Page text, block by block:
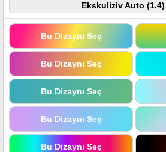
Ekskuliziv Auto
Bu Dizaynı Seç
Bu Dizaynı Seç
Bu Dizaynı Seç
Bu Dizaynı Seç
Bu Dizaynı Seç